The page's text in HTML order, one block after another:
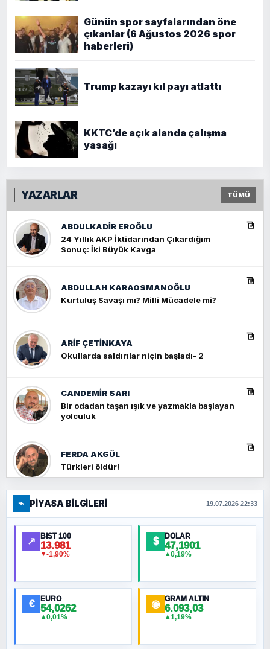
Günün spor sayfalarından öne
çıkanlar (6 Ağustos 2026 spor
haberleri)
Trump kazayı kıl payı atlattı
KKTC’de açık alanda çalışma
yasağı
YAZARLAR TÜMÜ
ABDULKADIR EROĞLU
24 Yıllık AKP İktidarından Çıkardığım
Sonuç: İki Büyük Kavga
ABDULLAH KARAOSMANOĞLU
Kurtuluş Savaşı mı? Milli Mücadele mi?
ARIF ÇETİNKAYA
Okullarda saldırılar niçin başladı- 2
CANDEMIR SARI
Bir odadan taşan ışık ve yazmakla başlayan
yolculuk
FERDA AKGÜL
Türkleri öldür!
FERHAT BÜYÜKKALKAN
Ankara Zirvesi: NATO Toplantısı mı, Yeni
Ortadoğu Haritasının Provası mı?
MURAT ÖZKAN
⌁ PIYASA BILGILERI 19.07.2026 22:33
↗ BIST 100
13.981
▼-1,90%
$ DOLAR
47,1901
▲0,19%
€ EURO
54,0262
▲0,01%
◉ GRAM ALTIN
6.093,03
▲1,19%